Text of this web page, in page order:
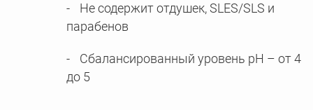
Не содержит отдушек, SLES/SLS и
парабенов
Сбалансированный уровень pH – от 4
до 5